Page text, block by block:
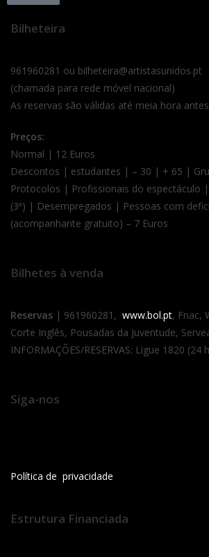
Bilheteira
961960281 ou bilheteira@artistasunidos.pt
(chamada para rede móvel nacional)
As reservas são válidas até meia hora
Preços:
Normal | 12 Euros
Descontos | estudantes | – 30 | + 65 |
Protocolos | Profissionais do espectáculo
(3ª) | Desempregados | Pessoas com
(acompanhante gratuito) – 7 Euros
Bilhetes à venda
Reservas | 961960281, www.bol.pt, Fnac,
Corte Inglês, Pousadas da Juventude,
INFORMAÇÕES/RESERVAS: Ligue 1820 (24
Siga-nos
Política de privacidade
Estrutura Financiada